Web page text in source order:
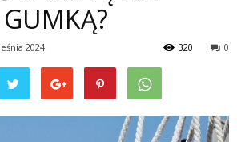
2024 0
320